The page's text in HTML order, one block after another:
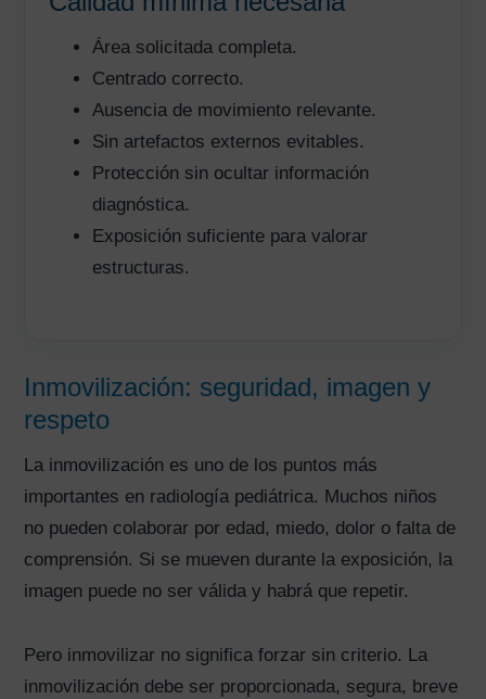
Área solicitada completa.
Centrado correcto.
Ausencia de movimiento relevante.
Sin artefactos externos evitables.
Protección sin ocultar información
diagnóstica.
Exposición suficiente para valorar
estructuras.
Inmovilización: seguridad, imagen y
respeto
La inmovilización es uno de los puntos más
importantes en radiología pediátrica. Muchos niños
no pueden colaborar por edad, miedo, dolor o falta de
comprensión. Si se mueven durante la exposición, la
imagen puede no ser válida y habrá que repetir.
Pero inmovilizar no significa forzar sin criterio. La
inmovilización debe ser proporcionada, segura, breve